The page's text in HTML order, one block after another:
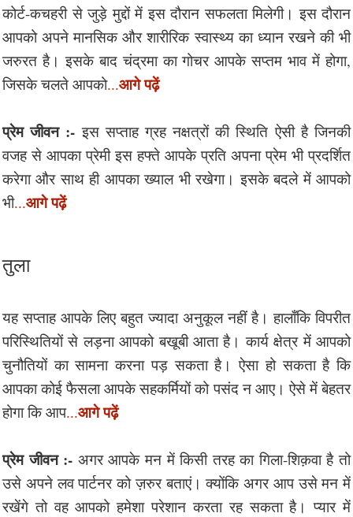
कोर्ट-कचहरी से जुड़े मुद्दों में इस दौरान सफलता मिलेगी। इस दौरान
आपको अपने मानसिक और शारीरिक स्वास्थ्य का ध्यान रखने की भी
जरुरत है। इसके बाद चंद्रमा का गोचर आपके सप्तम भाव में होगा,
जिसके चलते आपको...आगे पढ़ें
प्रेम जीवन :-इस सप्ताह ग्रह नक्षत्रों की स्थिति ऐसी है जिनकी
वजह से आपका प्रेमी इस हफ्ते आपके प्रति अपना प्रेम भी प्रदर्शित
करेगा और साथ ही आपका ख्याल भी रखेगा। इसके बदले में आपको
भी...आगे पढ़ें
तुला
यह सप्ताह आपके लिए बहुत ज्यादा अनुकूल नहीं है। हालाँकि विपरीत
परिस्थितियों से लड़ना आपको बखूबी आता है। कार्य क्षेत्र में आपको
चुनौतियों का सामना करना पड़ सकता है। ऐसा हो सकता है कि
आपका कोई फैसला आपके सहकर्मियों को पसंद न आए। ऐसे में बेहतर
होगा कि आप...आगे पढ़ें
प्रेम जीवन :- अगर आपके मन में किसी तरह का गिला-शिक़वा है तो
उसे अपने लव पार्टनर को ज़रुर बताएं। क्योंकि अगर आप उसे मन में
रखेंगे तो वह आपको हमेशा परेशान करता रह सकता है। प्यार में